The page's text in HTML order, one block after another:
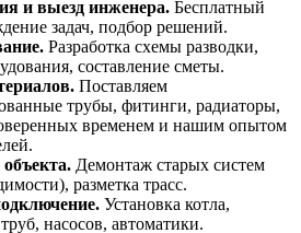
и выезд инженера. Бесплатный
задач, подбор решений.
Разработка схемы разводки,
составление сметы.
Поставляем
трубы, фитинги, радиаторы,
временем и нашим опытом
Демонтаж старых систем
разметка трасс.
Установка котла,
насосов, автоматики.